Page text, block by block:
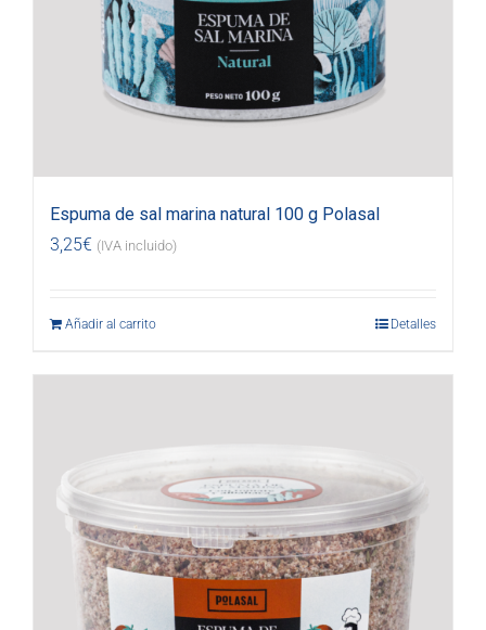
Espuma de sal marina natural 100 g Polasal
3,25€ (IVA incluido)
Añadir al carrito Detalles